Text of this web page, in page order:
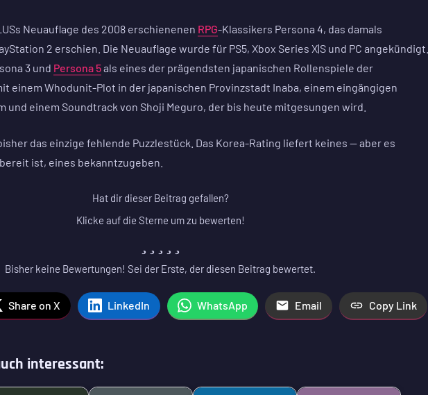
Neuauflage des 2008 erschienenen RPG-Klassikers Persona 4, das damals
2 erschien. Die Neuauflage wurde für PS5, Xbox Series X|S und PC angekündigt.
3 und Persona 5als eines der prägendsten japanischen Rollenspiele der
einem Whodunit-Plot in der japanischen Provinzstadt Inaba, einem eingängigen
und einem Soundtrack von Shoji Meguro, der bis heute mitgesungen wird.
das einzige fehlende Puzzlestück. Das Korea-Rating liefert keines — aber es
ist, eines bekanntzugeben.
Hat dir dieser Beitrag gefallen?
Klicke auf die Sterne um zu bewerten!
Bisher keine Bewertungen! Sei der Erste, der diesen Beitrag bewertet.
Share on X LinkedIn WhatsApp Email Copy Link
interessant: